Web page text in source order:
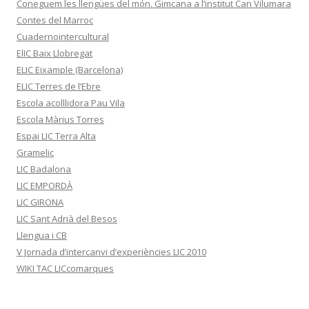
Coneguem les llengües del món. Gimcana a l’institut Can Vilumara
Contes del Marroc
Cuadernointercultural
ElIC Baix Llobregat
ELIC Eixample (Barcelona)
ELIC Terres de l’Ebre
Escola acolllidora Pau Vila
Escola Màrius Torres
Espai LIC Terra Alta
Gramelic
LIC Badalona
LIC EMPORDÀ
LIC GIRONA
LIC Sant Adrià del Besos
Llengua i CB
V Jornada d’intercanvi d’experiències LIC 2010
WIKI TAC LICcomarques